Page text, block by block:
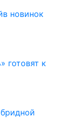
новинок
готовят к